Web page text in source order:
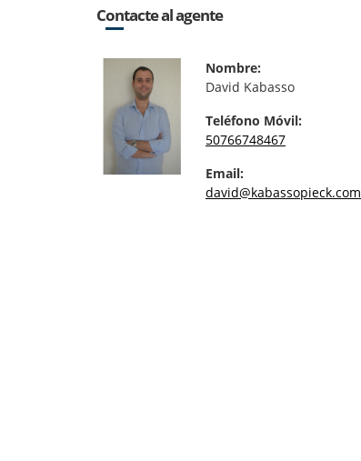
Contacte al agente
Nombre:
David Kabasso
Teléfono Móvil:
50766748467
Email:
david@kabassopieck.com